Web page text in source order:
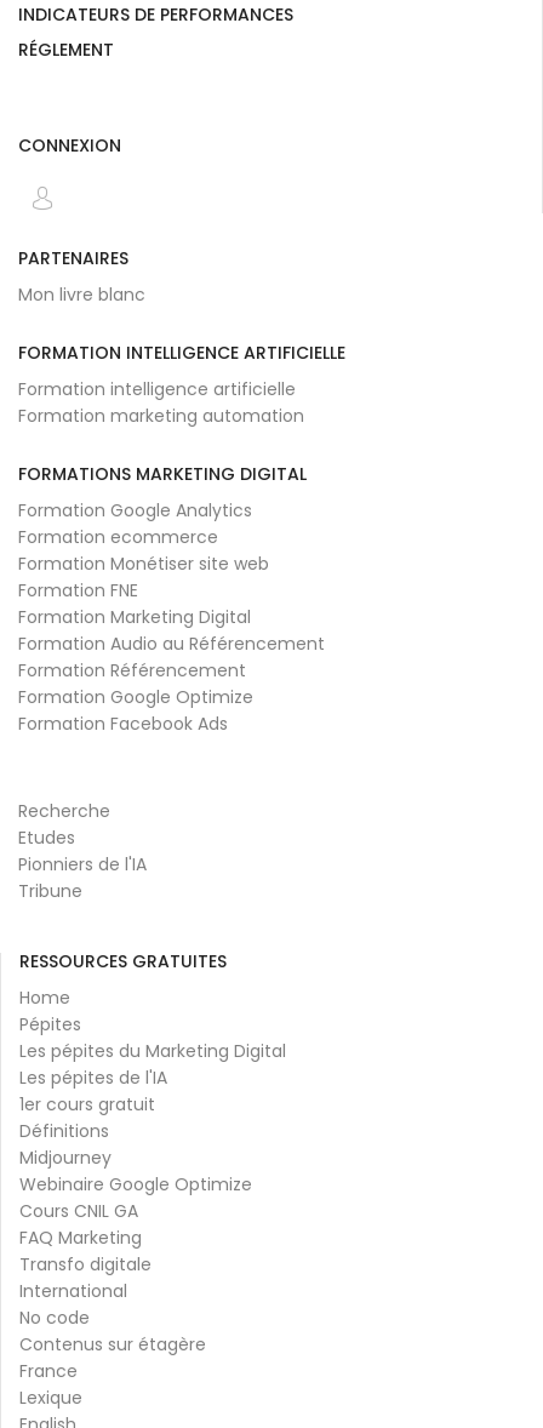
INDICATEURS DE PERFORMANCES
RÉGLEMENT
CONNEXION
PARTENAIRES
Mon livre blanc
FORMATION INTELLIGENCE ARTIFICIELLE
Formation intelligence artificielle
Formation marketing automation
FORMATIONS MARKETING DIGITAL
Formation Google Analytics
Formation ecommerce
Formation Monétiser site web
Formation FNE
Formation Marketing Digital
Formation Audio au Référencement
Formation Référencement
Formation Google Optimize
Formation Facebook Ads
Recherche
Etudes
Pionniers de l'IA
Tribune
RESSOURCES GRATUITES
Home
Pépites
Les pépites du Marketing Digital
Les pépites de l'IA
1er cours gratuit
Définitions
Midjourney
Webinaire Google Optimize
Cours CNIL GA
FAQ Marketing
Transfo digitale
International
No code
Contenus sur étagère
France
Lexique